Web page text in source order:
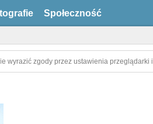
Społeczność
wyrazić zgody przez ustawienia przeglądarki